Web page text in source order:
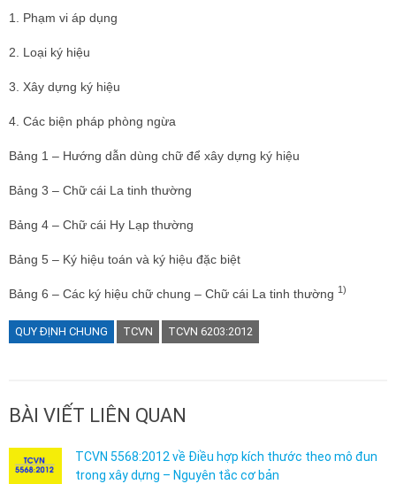
1. Phạm vi áp dụng
2. Loại ký hiệu
3. Xây dựng ký hiệu
4. Các biện pháp phòng ngừa
Bảng 1 – Hướng dẫn dùng chữ để xây dựng ký hiệu
Bảng 3 – Chữ cái La tinh thường
Bảng 4 – Chữ cái Hy Lạp thường
Bảng 5 – Ký hiệu toán và ký hiệu đặc biệt
Bảng 6 – Các ký hiệu chữ chung – Chữ cái La tinh thường 1)
QUY ĐỊNH CHUNG TCVN TCVN 6203:2012
BÀI VIẾT LIÊN QUAN
TCVN 5568:2012 về Điều hợp kích thước theo mô đun
trong xây dựng – Nguyên tắc cơ bản